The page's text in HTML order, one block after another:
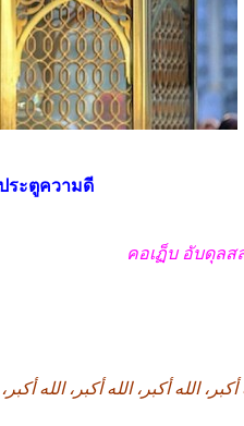
ระตูความดี
คอเฏ็บ อับดุลส
أكبر، الله أكبر، الله أكبر، الله أكبر،